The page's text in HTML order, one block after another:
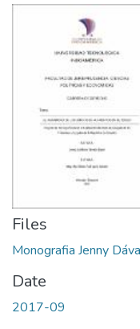
Files
Monografia Jenny
Date
2017-09